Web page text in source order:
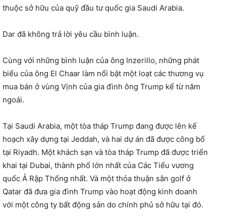
thuộc sở hữu của quỹ đầu tư quốc gia Saudi Arabia.
Dar đã không trả lời yêu cầu bình luận.
Cùng với những bình luận của ông Inzerillo, những phát
biểu của ông El Chaar làm nổi bật một loạt các thương vụ
mua bán ở vùng Vịnh của gia đình ông Trump kể từ năm
ngoái.
Tại Saudi Arabia, một tòa tháp Trump đang được lên kế
hoạch xây dựng tại Jeddah, và hai dự án đã được công bố
tại Riyadh. Một khách sạn và tòa tháp Trump đã được triển
khai tại Dubai, thành phố lớn nhất của Các Tiểu vương
quốc Ả Rập Thống nhất. Và một thỏa thuận sân golf ở
Qatar đã đưa gia đình Trump vào hoạt động kinh doanh
với một công ty bất động sản do chính phủ sở hữu tại đó.